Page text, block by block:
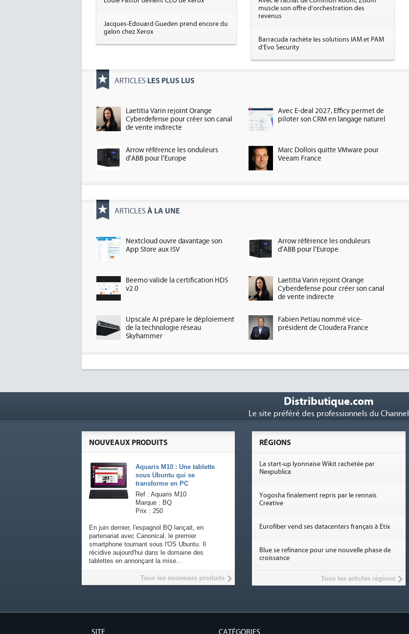
Jacques-Edouard Gueden prend encore du
galon chez Xerox
muscle son offre d'orchestration des
revenus
Barracuda rachète les solutions IAM et PAM
d'Evo Security
ARTICLES LES PLUS LUS
Laetitia Varin rejoint Orange
Cyberdefense pour créer son canal
de vente indirecte
Avec E-deal 2027, Efficy permet de
piloter son CRM en langage naturel
Arrow référence les onduleurs
d'ABB pour l'Europe
Marc Dollois quitte VMware pour
Veeam France
ARTICLES À LA UNE
Nextcloud ouvre davantage son
App Store aux ISV
Arrow référence les onduleurs
d'ABB pour l'Europe
Beemo valide la certification HDS
v2.0
Laetitia Varin rejoint Orange
Cyberdefense pour créer son canal
de vente indirecte
Upscale AI prépare le déploiement
de la technologie réseau
Skyhammer
Fabien Petiau nommé vice-
président de Cloudera France
Distributique.com
Le site préféré des professionnels du Channel
NOUVEAUX PRODUITS
Aquaris M10 : Une tablette
sous Ubuntu qui se
transforme en PC
Ref : Aquaris M10
Marque : BQ
Prix : 250
En juin dernier, l'espagnol BQ lançait, en
partenariat avec Canonical, le premier
smartphone tournant sous l'OS Ubuntu. Il
récidive aujourd'hui dans le domaine des
tablettes en annonçant la mise...
Tous les nouveaux produits
RÉGIONS
La start-up lyonnaise Wikit rachetée par
Nexpublica
Yogosha finalement repris par le rennais
Creative
Eurofiber vend ses datacenters français à Etix
Blue se refinance pour une nouvelle phase de
croissance
Tous les articles régions
SITE CATÉGORIES